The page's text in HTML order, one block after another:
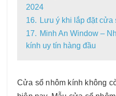
2024
16. Lưu ý khi lắp đặt cửa
17. Minh An Window –
kính uy tín hàng đầu
Cửa sổ nhôm kính không